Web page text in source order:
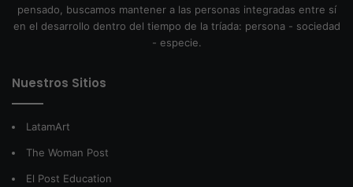
pensado, buscamos mantener a las personas integradas entre sí
en el desarrollo dentro del tiempo de la tríada: persona - sociedad
- especie.
Nuestros Sitios
LatamArt
The Woman Post
El Post Education